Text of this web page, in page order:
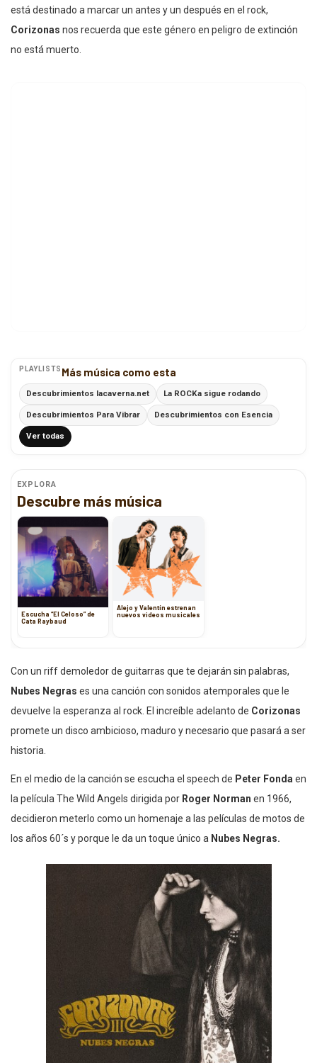
está destinado a marcar un antes y un después en el rock,
Corizonas nos recuerda que este género en peligro de extinción
no está muerto.
PLAYLISTS Más música como esta
Descubrimientos lacaverna.net La ROCKa sigue rodando
Descubrimientos Para Vibrar Descubrimientos con Esencia
Ver todas
EXPLORA
Descubre más música
Escucha “El Celoso” de
Cata Raybaud
Alejo y Valentín estrenan
nuevos videos musicales
Con un riff demoledor de guitarras que te dejarán sin palabras,
Nubes Negras es una canción con sonidos atemporales que le
devuelve la esperanza al rock. El increíble adelanto de Corizonas
promete un disco ambicioso, maduro y necesario que pasará a ser
historia.
En el medio de la canción se escucha el speech de Peter Fonda en
la película The Wild Angels dirigida por Roger Norman en 1966,
decidieron meterlo como un homenaje a las películas de motos de
los años 60´s y porque le da un toque único a Nubes Negras.